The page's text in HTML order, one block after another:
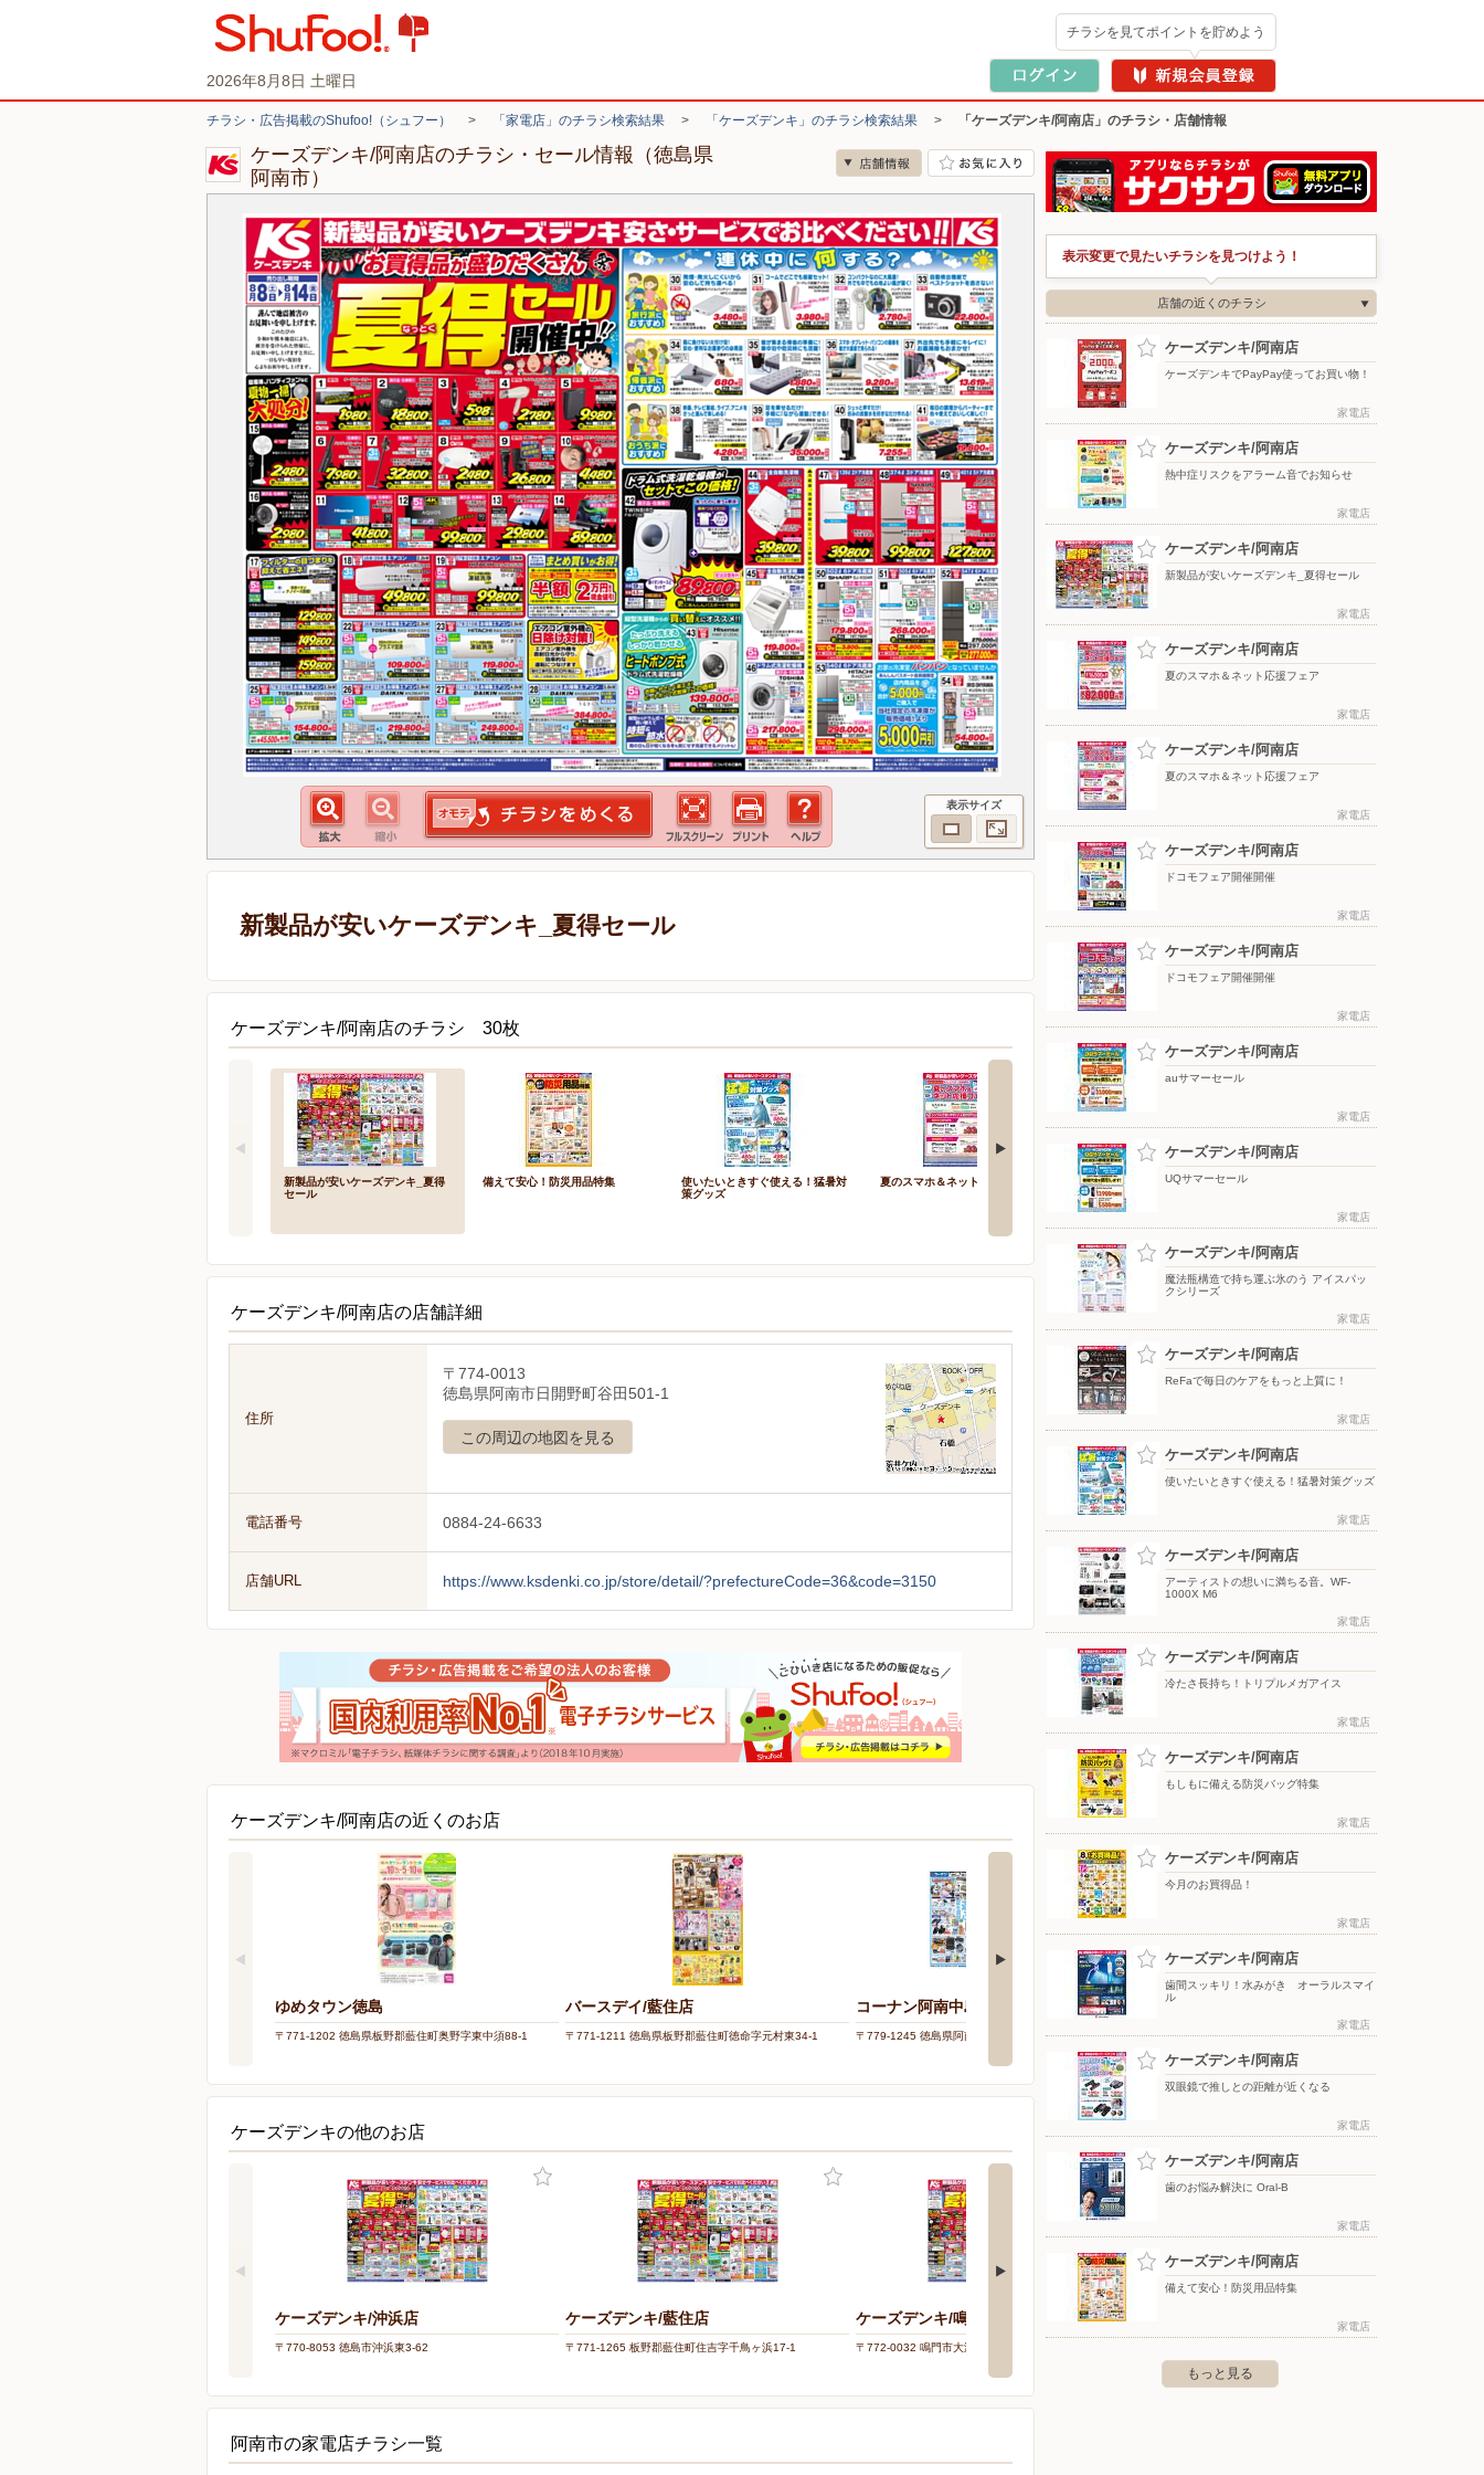
2026年8月8日 土曜日
チラシを見てポイントを貯めよう
チラシ・広告掲載のShufoo!（シュフー） > 「家電店」のチラシ検索結果 > 「ケーズデンキ」のチラシ検索結果 > 「ケーズデンキ/阿南店」のチラシ・店舗情報
ケーズデンキ/阿南店のチラシ・セール情報（徳島県
阿南市）
表示サイズ
新製品が安いケーズデンキ_夏得セール
ケーズデンキ/阿南店のチラシ 30枚
新製品が安いケーズデンキ_夏得
セール
備えて安心！防災用品特集
使いたいときすぐ使える！猛暑対
策グッズ
夏のスマホ＆ネット応援フェア 夏のスマホ＆ネット応援フェア
ケーズデンキ/阿南店の店舗詳細
住所
〒774-0013
徳島県阿南市日開野町谷田501-1
この周辺の地図を見る
電話番号 0884-24-6633
店舗URL https://www.ksdenki.co.jp/store/detail/?prefectureCode=36&code=3150
ケーズデンキ/阿南店の近くのお店
ゆめタウン徳島
〒771-1202 徳島県板野郡藍住町奥野字東中須88-1
バースデイ/藍住店
〒771-1211 徳島県板野郡藍住町徳命字元村東34-1
コーナン阿南中島店
〒779-1245 徳島県阿南市那賀川町中島1224
シュフー
〒108-0023 東京都港区芝浦3-19-26 TOPPAN芝浦ビル
ケーズデンキの他のお店
ケーズデンキ/沖浜店
〒770-8053 徳島市沖浜東3-62
ケーズデンキ/藍住店
〒771-1265 板野郡藍住町住吉字千鳥ヶ浜17-1
ケーズデンキ/鳴門店
〒772-0032 鳴門市大津町吉永600-1
阿南市の家電店チラシ一覧
表示変更で見たいチラシを見つけよう！
店舗の近くのチラシ
ケーズデンキ/阿南店
ケーズデンキでPayPay使ってお買い物！
家電店
ケーズデンキ/阿南店
熱中症リスクをアラーム音でお知らせ
家電店
ケーズデンキ/阿南店
新製品が安いケーズデンキ_夏得セール
家電店
ケーズデンキ/阿南店
夏のスマホ＆ネット応援フェア
家電店
ケーズデンキ/阿南店
夏のスマホ＆ネット応援フェア
家電店
ケーズデンキ/阿南店
ドコモフェア開催開催
家電店
ケーズデンキ/阿南店
ドコモフェア開催開催
家電店
ケーズデンキ/阿南店
auサマーセール
家電店
ケーズデンキ/阿南店
UQサマーセール
家電店
ケーズデンキ/阿南店
魔法瓶構造で持ち運ぶ氷のう アイスパッ
クシリーズ
家電店
ケーズデンキ/阿南店
ReFaで毎日のケアをもっと上質に！
家電店
ケーズデンキ/阿南店
使いたいときすぐ使える！猛暑対策グッズ
家電店
ケーズデンキ/阿南店
アーティストの想いに満ちる音。WF-
1000X M6
家電店
ケーズデンキ/阿南店
冷たさ長持ち！トリプルメガアイス
家電店
ケーズデンキ/阿南店
もしもに備える防災バッグ特集
家電店
ケーズデンキ/阿南店
今月のお買得品！
家電店
ケーズデンキ/阿南店
歯間スッキリ！水みがき オーラルスマイ
ル
家電店
ケーズデンキ/阿南店
双眼鏡で推しとの距離が近くなる
家電店
ケーズデンキ/阿南店
歯のお悩み解決に Oral-B
家電店
ケーズデンキ/阿南店
備えて安心！防災用品特集
家電店
もっと見る